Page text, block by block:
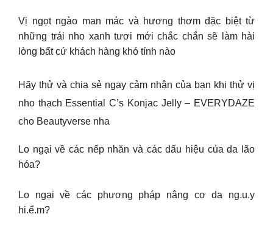
Vị ngọt ngào man mác và hương thơm đặc biệt từ
những trái nho xanh tươi mới chắc chắn sẽ làm hài
lòng bất cứ khách hàng khó tính nào
Hãy thử và chia sẻ ngay cảm nhận của bạn khi thử vị
nho thạch Essential C’s Konjac Jelly – EVERYDAZE
cho Beautyverse nha
Lo ngại về các nếp nhăn và các dấu hiệu của da lão
hóa?
Lo ngại về các phương pháp nâng cơ da ng.u.y
hi.ể.m?